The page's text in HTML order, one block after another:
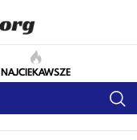
NAJCIEKAWSZE